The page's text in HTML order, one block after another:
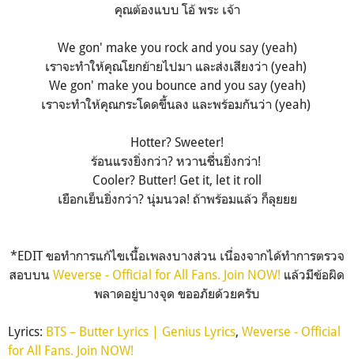
คุณต้องแบบ โอ้ พระ เจ้า
We gon' make you rock and you say (yeah)
เราจะทำให้คุณโยกย้ายไปมา และส่งเสียงว่า (yeah)
We gon' make you bounce and you say (yeah)
เราจะทำให้คุณกระโดดขึ้นลง และพร้อมกันว่า (yeah)
Hotter? Sweeter!
ร้อนแรงยิ่งกว่า? หวานชื่นยิ่งกว่า!
Cooler? Butter! Get it, let it roll
เยือกเย็นยิ่งกว่า? นุ่มนวล! ถ้าพร้อมแล้ว ก็ลุยยย
*EDIT ขอทำการแก้ไขเนื้อเพลงบางส่วน เนื่องจากได้ทำการตรวจ
สอบบน Weverse - Official for All Fans. Join NOW! แล้วมีข้อผิด
พลาดอยู่บางจุด ขออภัยด้วยครับ
Lyrics: BTS – Butter Lyrics | Genius Lyrics, Weverse - Official
for All Fans. Join NOW!